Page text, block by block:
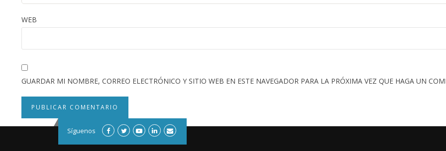
WEB
GUARDAR MI NOMBRE, CORREO ELECTRÓNICO Y SITIO WEB EN ESTE NAVEGADOR PARA LA PRÓXIMA VEZ QUE HAGA UN
Síguenos